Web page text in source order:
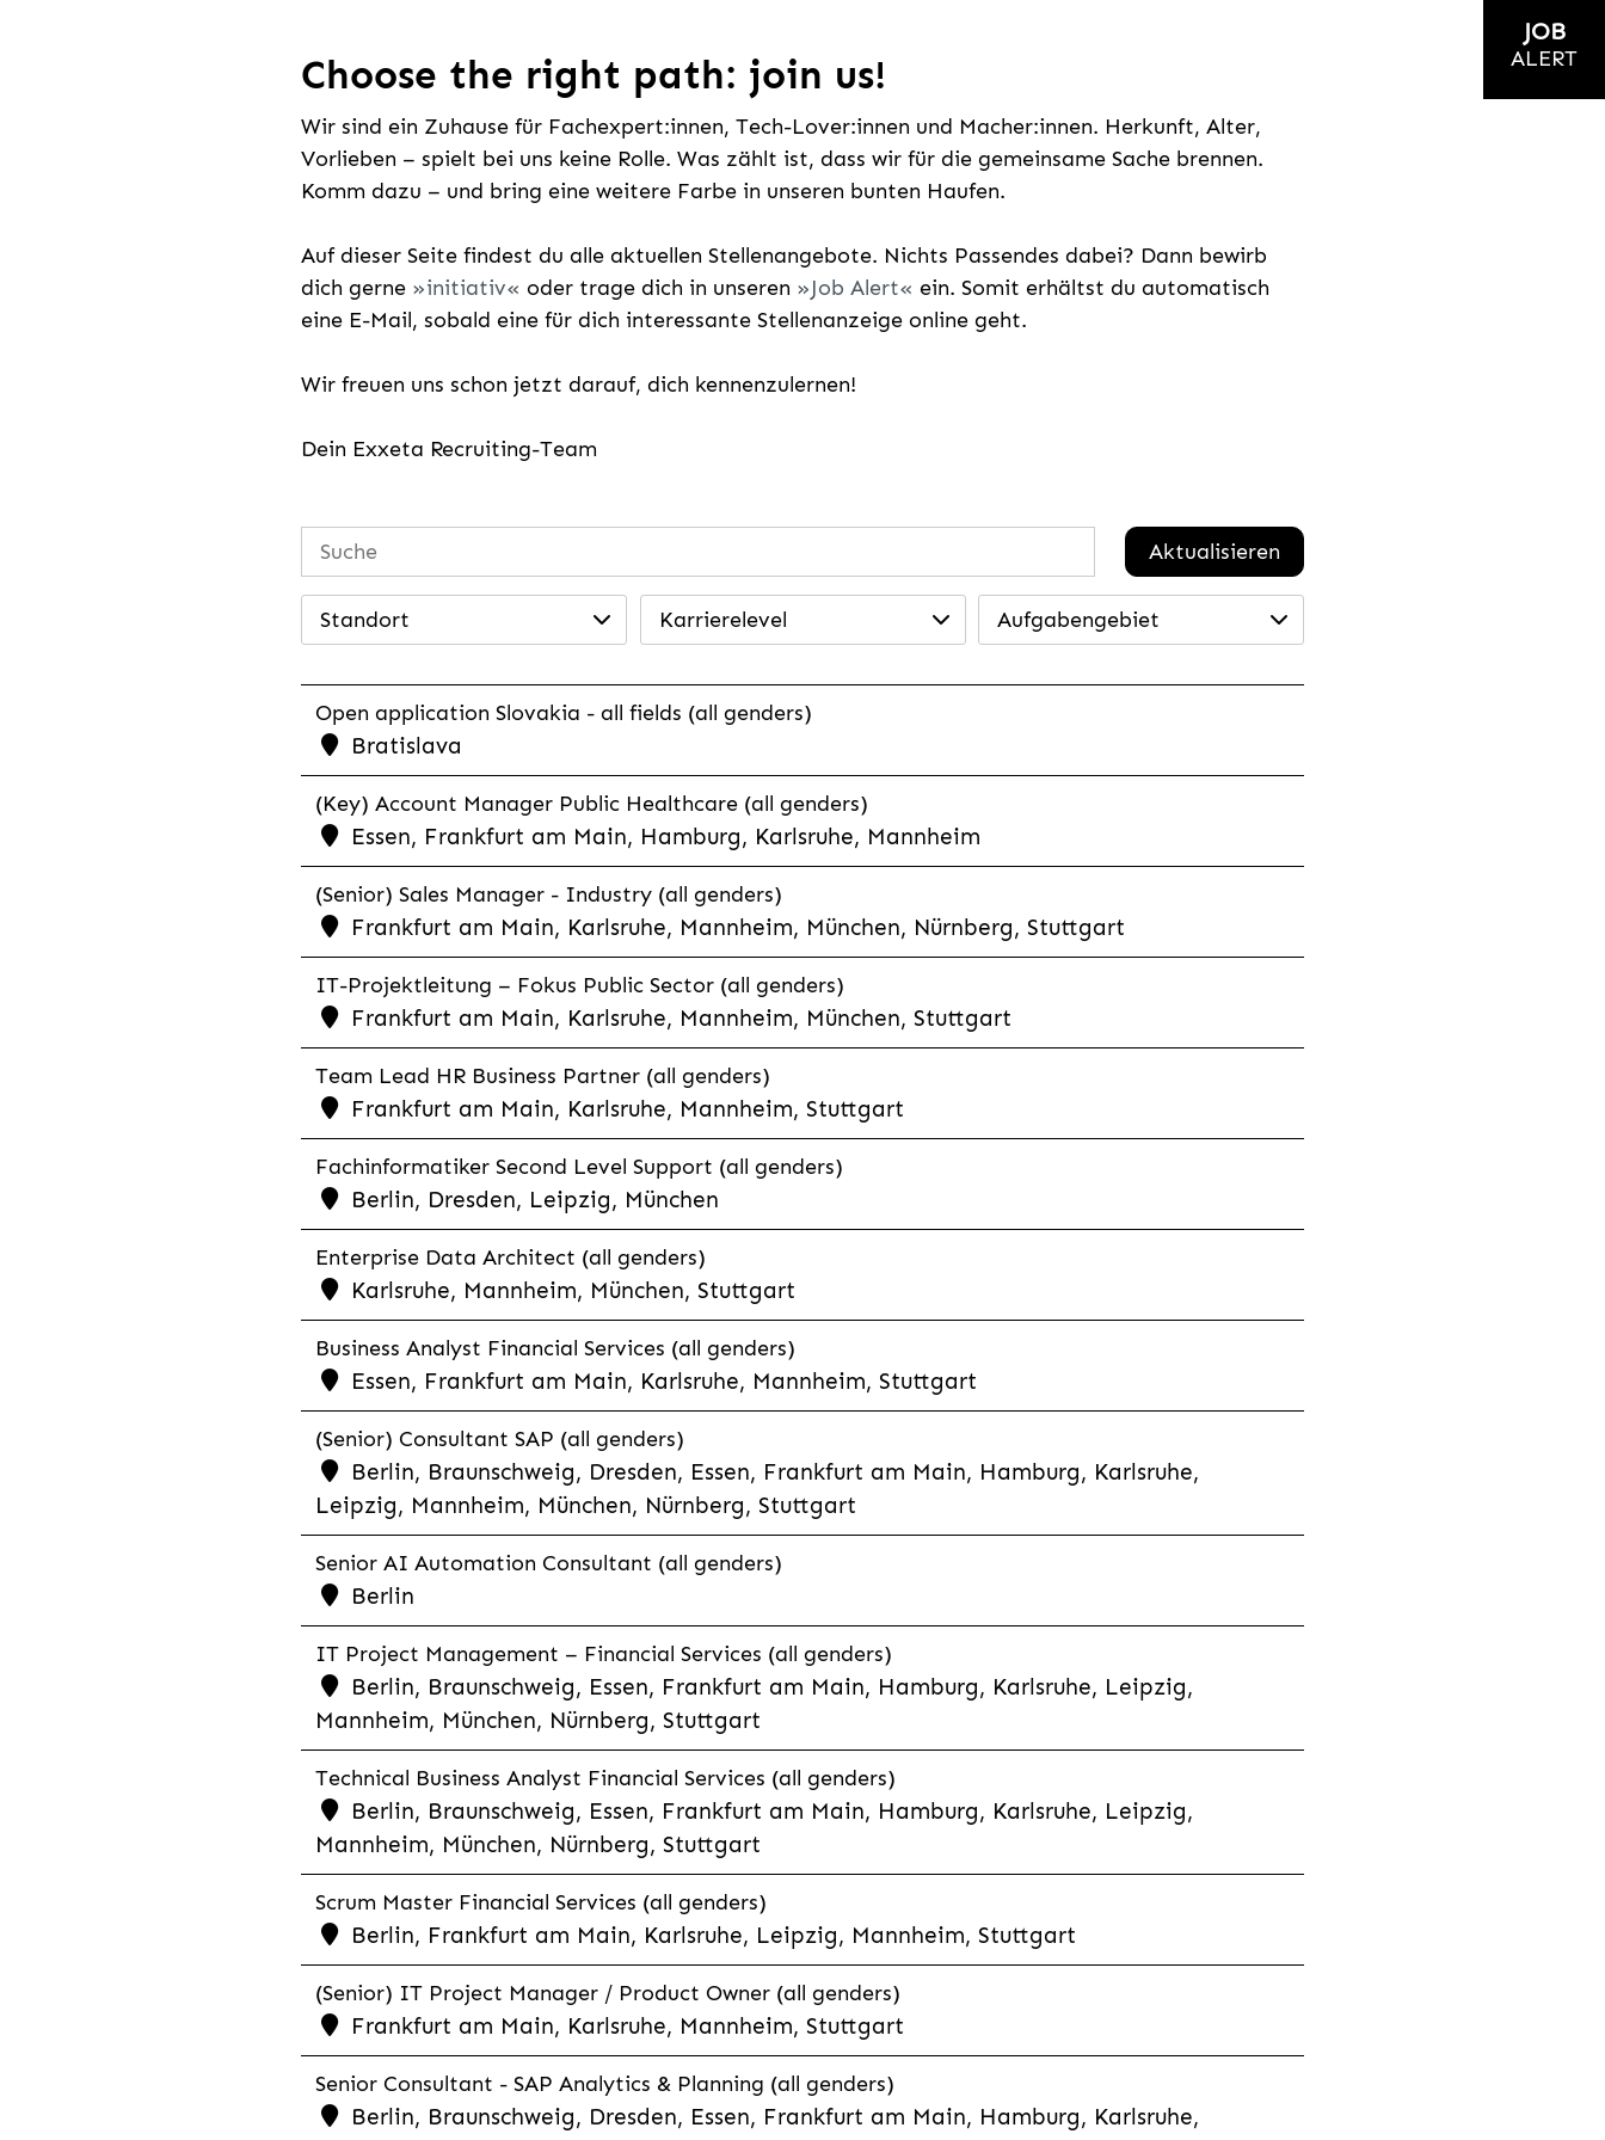
Choose the right path: join us!
Wir sind ein Zuhause für Fachexpert:innen, Tech-Lover:innen und Macher:innen. Herkunft, Alter,
Vorlieben – spielt bei uns keine Rolle. Was zählt ist, dass wir für die gemeinsame Sache brennen.
Komm dazu – und bring eine weitere Farbe in unseren bunten Haufen.
Auf dieser Seite findest du alle aktuellen Stellenangebote. Nichts Passendes dabei? Dann bewirb
dich gerne
initiativ oder trage dich in unseren Job Alert
ein. Somit erhältst du automatisch
eine E-Mail, sobald eine für dich interessante Stellenanzeige online geht.
Wir freuen uns schon jetzt darauf, dich kennenzulernen!
Dein Exxeta Recruiting-Team
Aktualisieren
Standort Karrierelevel Aufgabengebiet
Open application Slovakia - all fields (all genders)
Bratislava
(Key) Account Manager Public Healthcare (all genders)
Essen, Frankfurt am Main, Hamburg, Karlsruhe, Mannheim
(Senior) Sales Manager - Industry (all genders)
Frankfurt am Main, Karlsruhe, Mannheim, München, Nürnberg, Stuttgart
IT-Projektleitung – Fokus Public Sector (all genders)
Frankfurt am Main, Karlsruhe, Mannheim, München, Stuttgart
Team Lead HR Business Partner (all genders)
Frankfurt am Main, Karlsruhe, Mannheim, Stuttgart
Fachinformatiker Second Level Support (all genders)
Berlin, Dresden, Leipzig, München
Enterprise Data Architect (all genders)
Karlsruhe, Mannheim, München, Stuttgart
Business Analyst Financial Services (all genders)
Essen, Frankfurt am Main, Karlsruhe, Mannheim, Stuttgart
(Senior) Consultant SAP (all genders)
Berlin, Braunschweig, Dresden, Essen, Frankfurt am Main, Hamburg, Karlsruhe,
Leipzig, Mannheim, München, Nürnberg, Stuttgart
Senior AI Automation Consultant (all genders)
Berlin
IT Project Management – Financial Services (all genders)
Berlin, Braunschweig, Essen, Frankfurt am Main, Hamburg, Karlsruhe, Leipzig,
Mannheim, München, Nürnberg, Stuttgart
Technical Business Analyst Financial Services (all genders)
Berlin, Braunschweig, Essen, Frankfurt am Main, Hamburg, Karlsruhe, Leipzig,
Mannheim, München, Nürnberg, Stuttgart
Scrum Master Financial Services (all genders)
Berlin, Frankfurt am Main, Karlsruhe, Leipzig, Mannheim, Stuttgart
(Senior) IT Project Manager / Product Owner (all genders)
Frankfurt am Main, Karlsruhe, Mannheim, Stuttgart
Senior Consultant - SAP Analytics & Planning (all genders)
Berlin, Braunschweig, Dresden, Essen, Frankfurt am Main, Hamburg, Karlsruhe,
JOB
ALERT